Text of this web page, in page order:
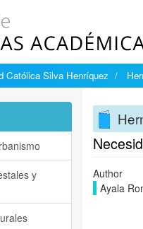
Católica Silva Henríquez
Author
Ayala
y